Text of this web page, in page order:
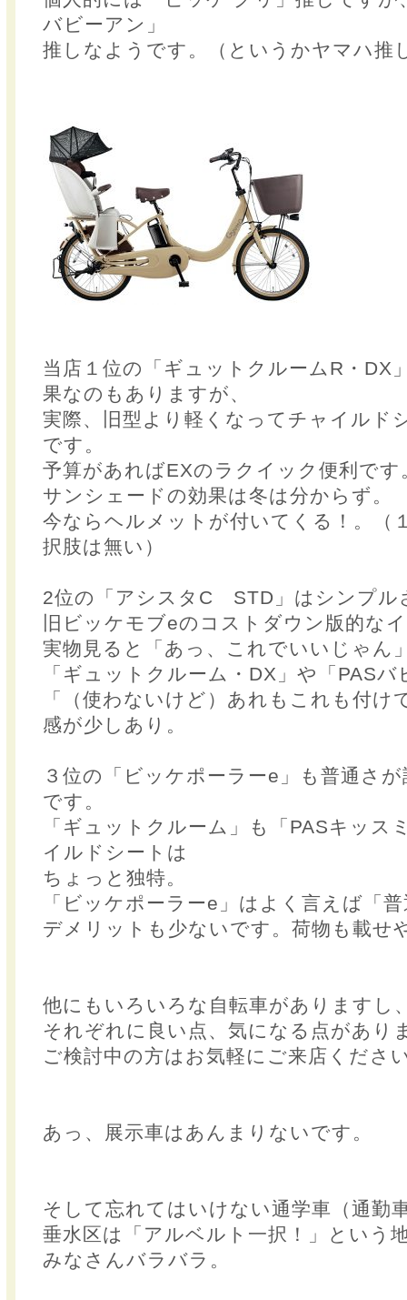
バビーアン」
推しなようです。（というかヤマハ推
当店１位の「ギュットクルームR・DX
果なのもありますが、
実際、旧型より軽くなってチャイルド
です。
予算があればEXのラクイック便利です
サンシェードの効果は冬は分からず。
今ならヘルメットが付いてくる！。（
択肢は無い）
2位の「アシスタC STD」はシンプル
旧ビッケモブeのコストダウン版的な
実物見ると「あっ、これでいいじゃん
「ギュットクルーム・DX」や「PAS
「（使わないけど）あれもこれも付け
感が少しあり。
３位の「ビッケポーラーe」も普通さ
です。
「ギュットクルーム」も「PASキッス
イルドシートは
ちょっと独特。
「ビッケポーラーe」はよく言えば「
デメリットも少ないです。荷物も載せ
他にもいろいろな自転車がありますし
それぞれに良い点、気になる点があり
ご検討中の方はお気軽にご来店くださ
あっ、展示車はあんまりないです。
そして忘れてはいけない通学車（通勤
垂水区は「アルベルト一択！」という
みなさんバラバラ。